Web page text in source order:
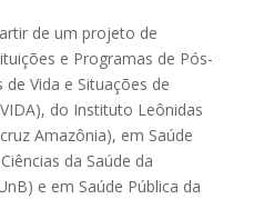
de um projeto de
e Programas de Pós-
Vida e Situações de
do Instituto Leônidas
Amazônia), em Saúde
da Saúde da
e em Saúde Pública da